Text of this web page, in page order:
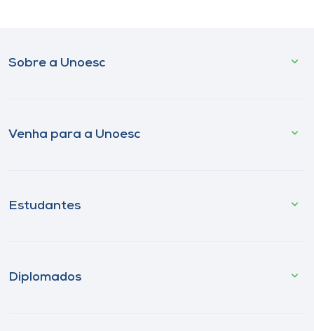
Sobre a Unoesc
Venha para a Unoesc
Estudantes
Diplomados